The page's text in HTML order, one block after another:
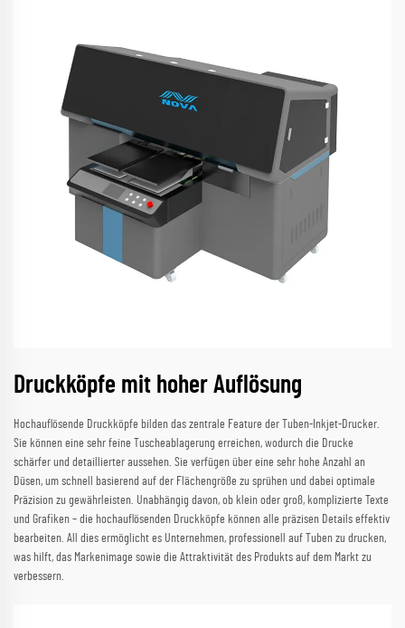
Druckköpfe mit hoher Auflösung
Hochauflösende Druckköpfe bilden das zentrale Feature der Tuben-Inkjet-Drucker.
Sie können eine sehr feine Tuscheablagerung erreichen, wodurch die Drucke
schärfer und detaillierter aussehen. Sie verfügen über eine sehr hohe Anzahl an
Düsen, um schnell basierend auf der Flächengröße zu sprühen und dabei optimale
Präzision zu gewährleisten. Unabhängig davon, ob klein oder groß, komplizierte Texte
und Grafiken – die hochauflösenden Druckköpfe können alle präzisen Details effektiv
bearbeiten. All dies ermöglicht es Unternehmen, professionell auf Tuben zu drucken,
was hilft, das Markenimage sowie die Attraktivität des Produkts auf dem Markt zu
verbessern.